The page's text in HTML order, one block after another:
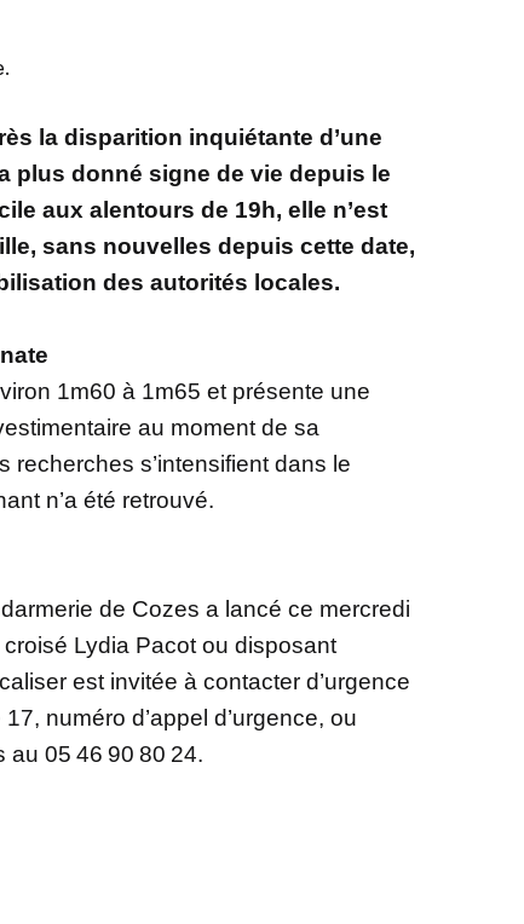
la disparition inquiétante d’une
plus donné signe de vie depuis le
aux alentours de 19h, elle n’est
sans nouvelles depuis cette date,
des autorités locales.
1m60 à 1m65 et présente une
au moment de sa
recherches s’intensifient dans le
n’a été retrouvé.
de Cozes a lancé ce mercredi
Lydia Pacot ou disposant
est invitée à contacter d’urgence
numéro d’appel d’urgence, ou
05 46 90 80 24.